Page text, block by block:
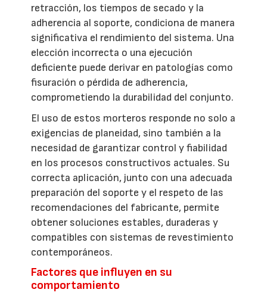
retracción, los tiempos de secado y la
adherencia al soporte, condiciona de manera
significativa el rendimiento del sistema. Una
elección incorrecta o una ejecución
deficiente puede derivar en patologías como
fisuración o pérdida de adherencia,
comprometiendo la durabilidad del conjunto.
El uso de estos morteros responde no solo a
exigencias de planeidad, sino también a la
necesidad de garantizar control y fiabilidad
en los procesos constructivos actuales. Su
correcta aplicación, junto con una adecuada
preparación del soporte y el respeto de las
recomendaciones del fabricante, permite
obtener soluciones estables, duraderas y
compatibles con sistemas de revestimiento
contemporáneos.
Factores que influyen en su
comportamiento